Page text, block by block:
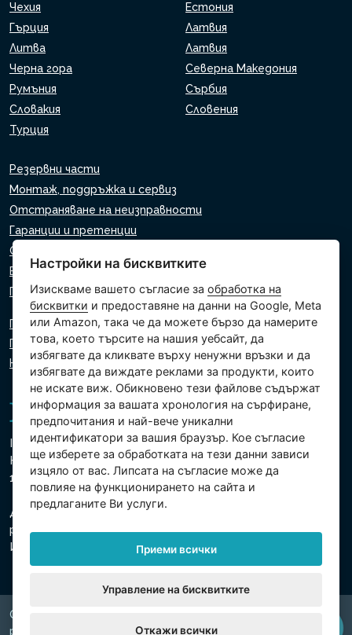
Чехия
Естония
Гърция
Латвия
Литва
Латвия
Черна гора
Северна Македония
Румъния
Сърбия
Словакия
Словения
Турция
Резервни части
Монтаж, поддръжка и сервиз
Отстраняване на неизправности
Гаранции и претенции
Списък на търговците на дребно
Виртуален асистент
Пишете ни
Политика за поверителност
Политика за използване на бисквитки
Настройки на бисквитките
Intex Trading, s.r.o.
Hradecká 2526/3
130 00 Прага 3 - Чешка република
Дружеството е регистрирано в Градския съд в Прага,
раздел В, вх. 74759
Ид.№ 26150808, Данъчен Ид.№ CZ26150808
Copyright © 2026 INTEX TRADING s.r.o. Všechna
právavyhrazena.
Настройки на бисквитките
Изискваме вашето съгласие заобработка на
бисквитки и предоставяне на данни на Google, Meta
или Amazon, така че да можете бързо да намерите
това, което търсите на нашия уебсайт, да
избягвате да кликвате върху ненужни връзки и да
избягвате да виждате реклами за продукти, които
не искате виж. Обикновено тези файлове съдържат
информация за вашата хронология на сърфиране,
предпочитания и най-вече уникални
идентификатори за вашия браузър. Кое съгласие
ще изберете за обработката на тези данни зависи
изцяло от вас. Липсата на съгласие може да
повлияе на функционирането на сайта и
предлаганите Ви услуги.
Приеми всички
Управление на бисквитките
Откажи всички